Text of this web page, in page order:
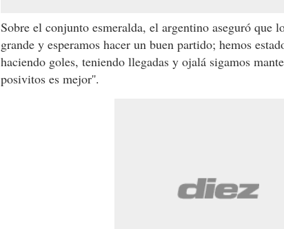
Sobre el conjunto esmeralda, el argentino aseguró que
grande y esperamos hacer un buen partido; hemos
haciendo goles, teniendo llegadas y ojalá sigamos
posivitos es mejor''.